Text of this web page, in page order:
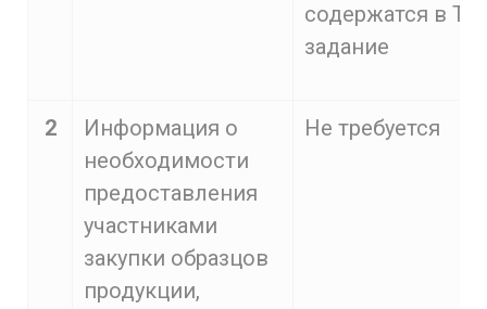
содержатся в
задание
2
Информация о
необходимости
предоставления
участниками
закупки образцов
продукции,
Не требуется